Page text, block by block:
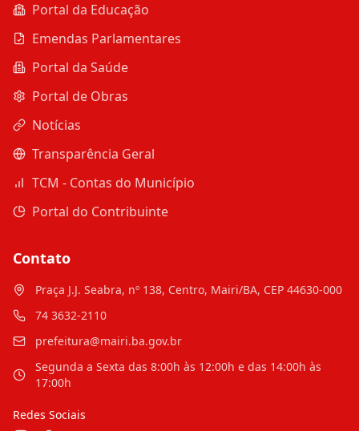
Portal da Educação
Emendas Parlamentares
Portal da Saúde
Portal de Obras
Notícias
Transparência Geral
TCM - Contas do Município
Portal do Contribuinte
Contato
Praça J.J. Seabra, nº 138, Centro, Mairi/BA, CEP 44630-000
74 3632-2110
prefeitura@mairi.ba.gov.br
Segunda a Sexta das 8:00h às 12:00h e das 14:00h às
17:00h
Redes Sociais